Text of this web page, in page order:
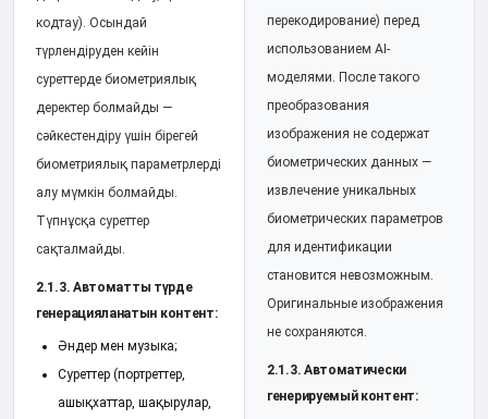
кодтау). Осындай
түрлендіруден кейін
суреттерде биометриялық
деректер болмайды —
сәйкестендіру үшін бірегей
биометриялық параметрлерді
алу мүмкін болмайды.
Түпнұсқа суреттер
сақталмайды.
2.1.3. Автоматты түрде
генерацияланатын контент:
Әндер мен музыка;
Суреттер (портреттер,
ашықхаттар, шақырулар,
перекодирование) перед
использованием AI-
моделями. После такого
преобразования
изображения не содержат
биометрических данных —
извлечение уникальных
биометрических параметров
для идентификации
становится невозможным.
Оригинальные изображения
не сохраняются.
2.1.3. Автоматически
генерируемый контент: